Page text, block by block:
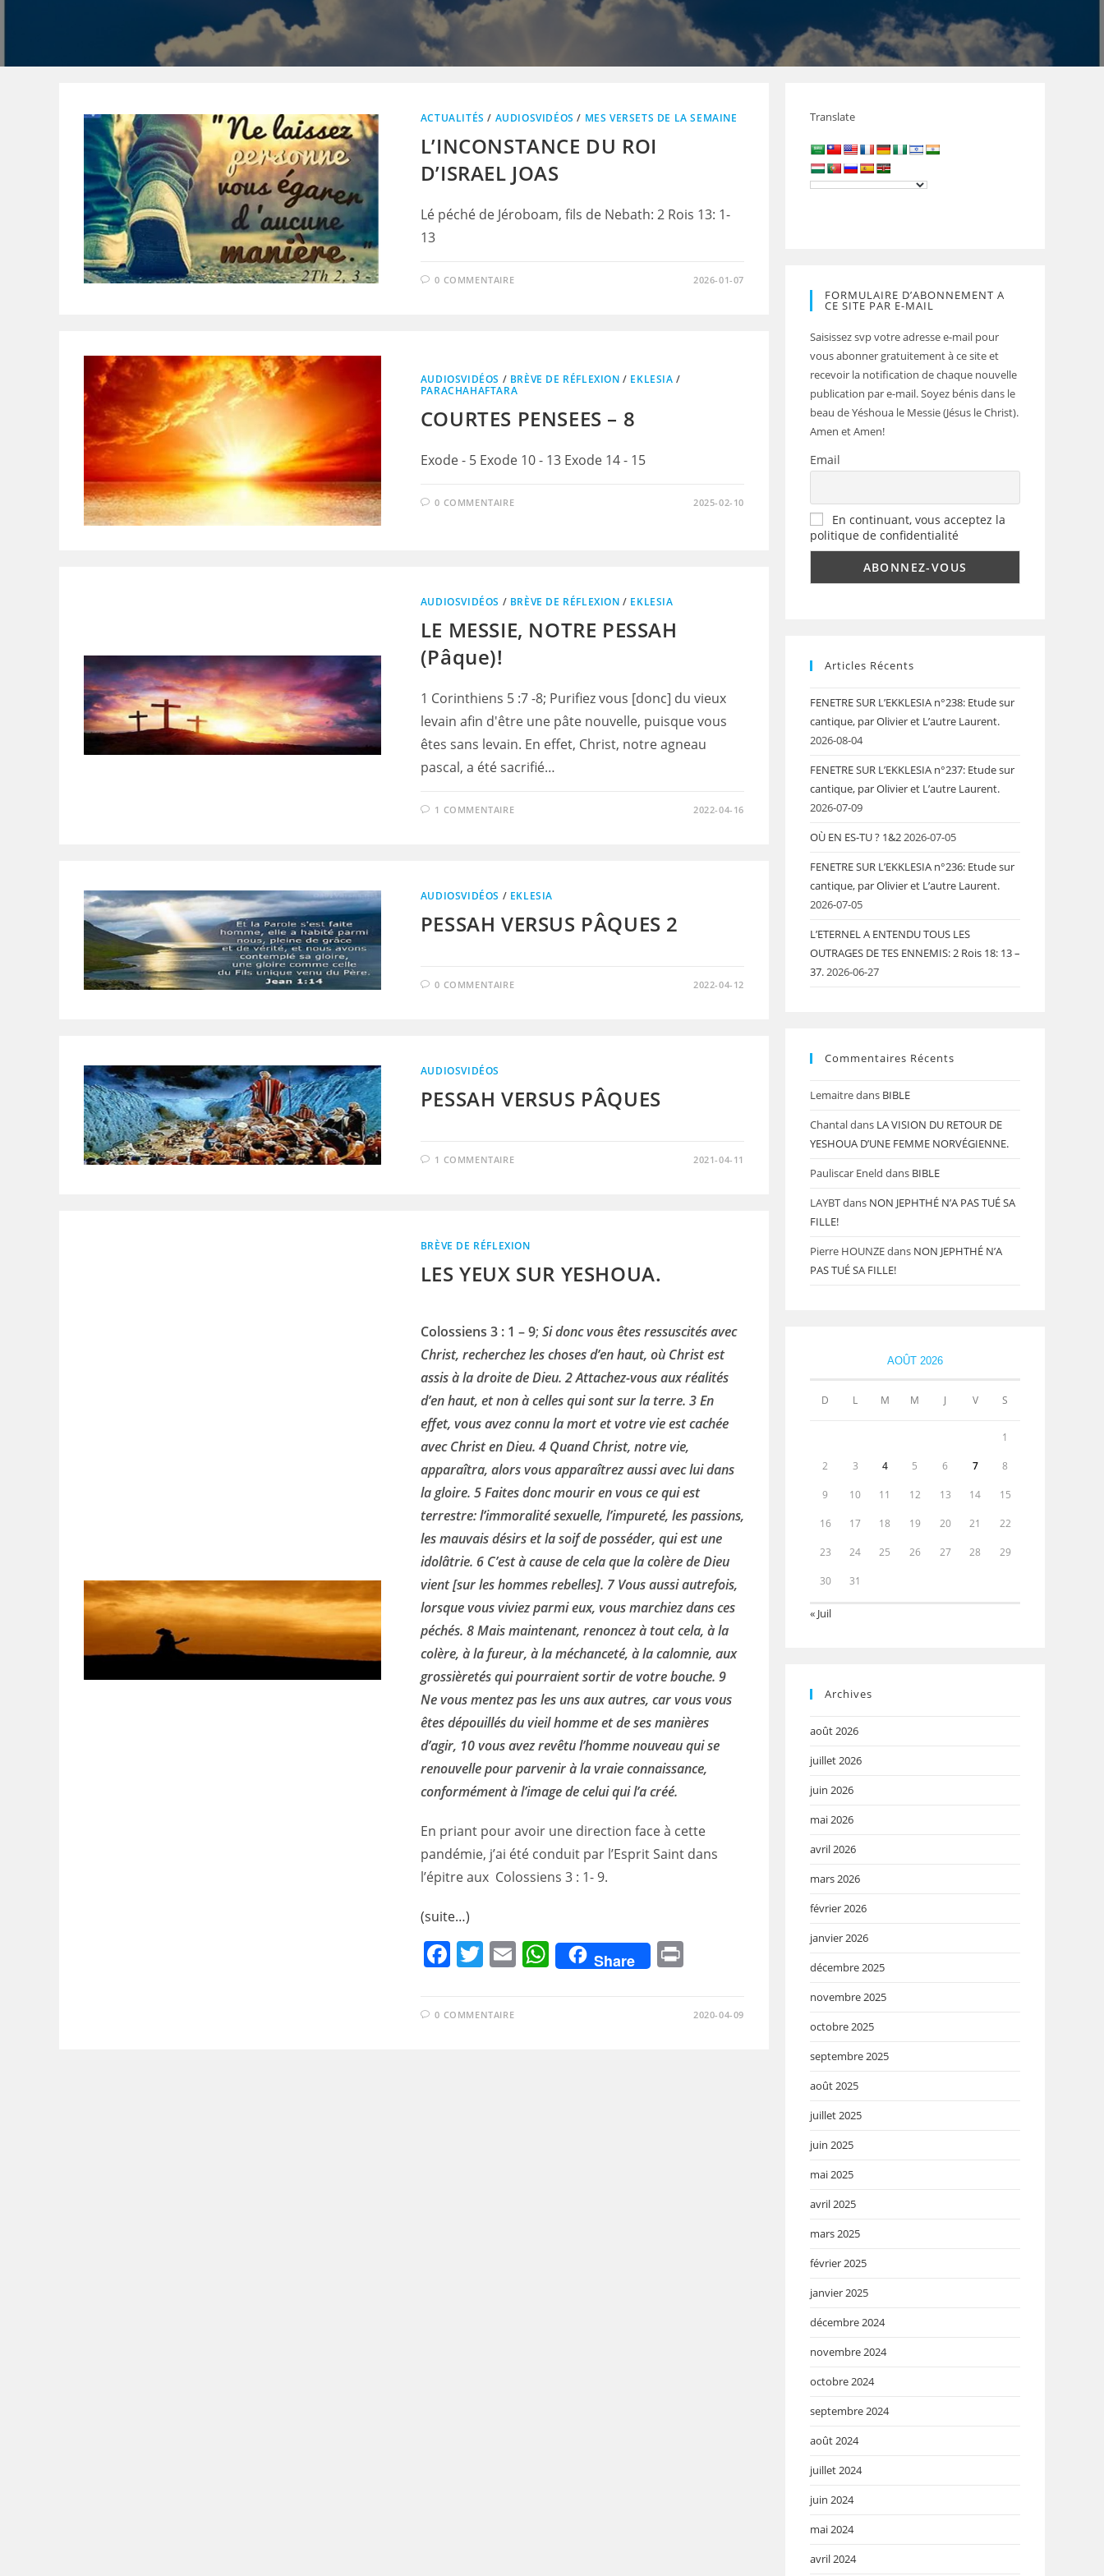
ACTUALITÉS / AUDIOSVIDÉOS / MES VERSETS DE LA SEMAINE
L’INCONSTANCE DU ROI
D’ISRAEL JOAS
Lé péché de Jéroboam, fils de Nebath: 2 Rois 13: 1-
13
0 COMMENTAIRE 2026-01-07
AUDIOSVIDÉOS / BRÈVE DE RÉFLEXION / EKLESIA /
PARACHAHAFTARA
COURTES PENSEES – 8
Exode - 5 Exode 10 - 13 Exode 14 - 15
0 COMMENTAIRE 2025-02-10
AUDIOSVIDÉOS / BRÈVE DE RÉFLEXION / EKLESIA
LE MESSIE, NOTRE PESSAH
(Pâque)!
1 Corinthiens 5 :7 -8; Purifiez vous [donc] du vieux
levain afin d'être une pâte nouvelle, puisque vous
êtes sans levain. En effet, Christ, notre agneau
pascal, a été sacrifié…
1 COMMENTAIRE 2022-04-16
AUDIOSVIDÉOS / EKLESIA
PESSAH VERSUS PÂQUES 2
0 COMMENTAIRE 2022-04-12
AUDIOSVIDÉOS
PESSAH VERSUS PÂQUES
1 COMMENTAIRE 2021-04-11
BRÈVE DE RÉFLEXION
LES YEUX SUR YESHOUA.
Colossiens 3 : 1 – 9; Si donc vous êtes ressuscités avec
Christ, recherchez les choses d’en haut, où Christ est
assis à la droite de Dieu. 2 Attachez-vous aux réalités
d’en haut, et non à celles qui sont sur la terre. 3 En
effet, vous avez connu la mort et votre vie est cachée
avec Christ en Dieu. 4 Quand Christ, notre vie,
apparaîtra, alors vous apparaîtrez aussi avec lui dans
la gloire. 5 Faites donc mourir en vous ce qui est
terrestre: l’immoralité sexuelle, l’impureté, les passions,
les mauvais désirs et la soif de posséder, qui est une
idolâtrie. 6 C’est à cause de cela que la colère de Dieu
vient [sur les hommes rebelles]. 7 Vous aussi autrefois,
lorsque vous viviez parmi eux, vous marchiez dans ces
péchés. 8 Mais maintenant, renoncez à tout cela, à la
colère, à la fureur, à la méchanceté, à la calomnie, aux
grossièretés qui pourraient sortir de votre bouche. 9
Ne vous mentez pas les uns aux autres, car vous vous
êtes dépouillés du vieil homme et de ses manières
d’agir, 10 vous avez revêtu l’homme nouveau qui se
renouvelle pour parvenir à la vraie connaissance,
conformément à l’image de celui qui l’a créé.
En priant pour avoir une direction face à cette
pandémie, j’ai été conduit par l’Esprit Saint dans
l’épitre aux Colossiens 3 : 1- 9.
(suite…)
F
c
T
itt
E W
h
Share Pr
0 COMMENTAIRE 2020-04-09
Translate
FORMULAIRE D’ABONNEMENT A
CE SITE PAR E-MAIL
Saisissez svp votre adresse e-mail pour
vous abonner gratuitement à ce site et
recevoir la notification de chaque nouvelle
publication par e-mail. Soyez bénis dans le
beau de Yéshoua le Messie (Jésus le Christ).
Amen et Amen!
Email
En continuant, vous acceptez la
politique de confidentialité
Articles Récents
FENETRE SUR L’EKKLESIA n°238: Etude sur
cantique, par Olivier et L’autre Laurent.
2026-08-04
FENETRE SUR L’EKKLESIA n°237: Etude sur
cantique, par Olivier et L’autre Laurent.
2026-07-09
OÙ EN ES-TU ? 1&22026-07-05
FENETRE SUR L’EKKLESIA n°236: Etude sur
cantique, par Olivier et L’autre Laurent.
2026-07-05
L’ETERNEL A ENTENDU TOUS LES
OUTRAGES DE TES ENNEMIS: 2 Rois 18: 13 –
37.2026-06-27
Commentaires Récents
Lemaitredans BIBLE
Chantaldans LA VISION DU RETOUR DE
YESHOUA D’UNE FEMME NORVÉGIENNE.
Pauliscar Eneld dans BIBLE
LAYBTdans NON JEPHTHÉ N’A PAS TUÉ SA
FILLE!
Pierre HOUNZEdans NON JEPHTHÉ N’A
PAS TUÉ SA FILLE!
AOÛT 2026
D L M M J V S
1
2 3 4 5 6 7 8
9 10 11 12 13 14 15
16 17 18 19 20 21 22
23 24 25 26 27 28 29
30 31
« Juil
Archives
août 2026
juillet 2026
juin 2026
mai 2026
avril 2026
mars 2026
février 2026
janvier 2026
décembre 2025
novembre 2025
octobre 2025
septembre 2025
août 2025
juillet 2025
juin 2025
mai 2025
avril 2025
mars 2025
février 2025
janvier 2025
décembre 2024
novembre 2024
octobre 2024
septembre 2024
août 2024
juillet 2024
juin 2024
mai 2024
avril 2024